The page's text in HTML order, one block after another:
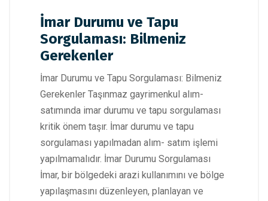
İmar Durumu ve Tapu
Sorgulaması: Bilmeniz
Gerekenler
İmar Durumu ve Tapu Sorgulaması: Bilmeniz
Gerekenler Taşınmaz gayrimenkul alım-
satımında imar durumu ve tapu sorgulaması
kritik önem taşır. İmar durumu ve tapu
sorgulaması yapılmadan alım- satım işlemi
yapılmamalıdır. İmar Durumu Sorgulaması
İmar, bir bölgedeki arazi kullanımını ve bölge
yapılaşmasını düzenleyen, planlayan ve